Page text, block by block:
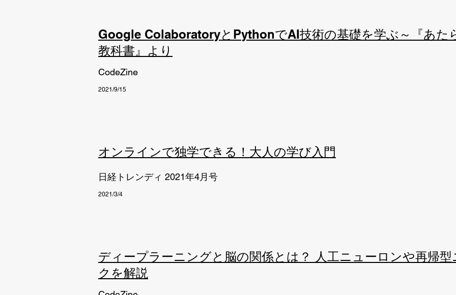
Google ColaboratoryとPythonでAI技術の基礎を学ぶ～『あた
教科書』より
CodeZine
2021/9/15
オンラインで独学できる！大人の学び入門
日経トレンディ 2021年4月号
2021/3/4
ディープラーニングと脳の関係とは？ 人工ニューロンや再帰
クを解説